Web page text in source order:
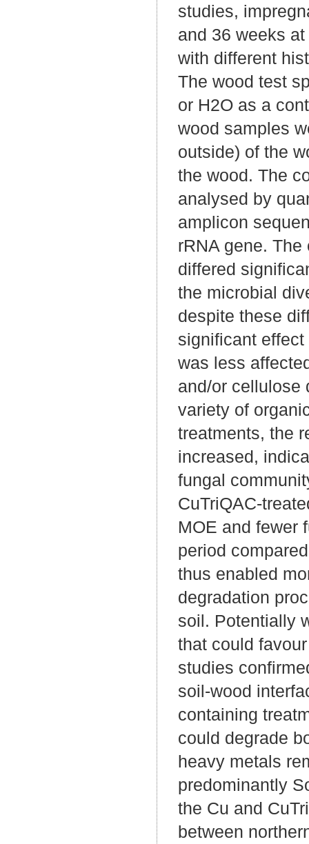
studies,
and 36 weeks
with different
The wood test
or H2O as a
wood samples
outside) of the
the wood. The
analysed by
amplicon
rRNA gene.
differed
the microbial
despite these
significant
was less
and/or cellulose
variety of
treatments, the
increased,
fungal
CuTriQAC-
MOE and fewer
period
thus enabled
degradation
soil. Potentially
that could
studies
soil-wood
containing
could degrade
heavy metals
predominantly
the Cu and
between